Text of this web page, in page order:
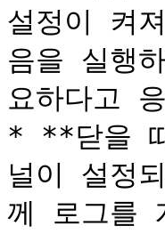
설정이 켜
음을 실행
요하다고
* **닫을
널이 설정
께 로그를